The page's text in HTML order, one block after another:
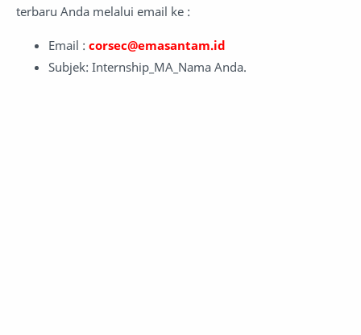
terbaru Anda melalui email ke :
Email : corsec@emasantam.id
Subjek: Internship_MA_Nama Anda.